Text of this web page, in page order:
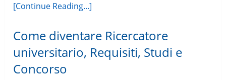
[Continue Reading...]
Come diventare Ricercatore
universitario, Requisiti, Studi e
Concorso